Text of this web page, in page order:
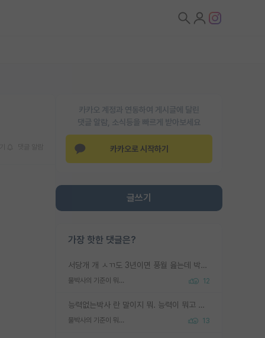
카카오 계정과 연동하여 게시글에 달린
댓글 알람, 소식등을 빠르게 받아보세요
카카오로 시작하기
글쓰기
가장 핫한 댓글은?
서당개 개 ㅅㄲ도 3년이면 풍월 읊는데 박사 5년 이상 대리고 있으면서 물된건 교수 탓 맞는ㄱ게 거기가 서당이 아니란 소리임
물박사의 기준이 뭐임? 12
능력없는박사 란 말이지 뭐. 능력이 뭐고 능력이 있다는게 뭔지는 사람마다 기준이 다르니까 얘기해봐야 서로 자기 기준만 얘기해서 논쟁이 끝이 안나고. 주위에서 능력있고 야심있는 신입생이 교수가 유의미한 피드백을 아예 안주면서 제대로된 과제에 참여해볼 기회도 제공하지 않고 잡일 뺑뺑이만 돌려서 맨날 단순작업만 하면서 밤새다가 눈빛이 점점 죽어가는걸 본 사람은 물박사는 교수탓이라고 하고, 교수는 이것저것 알려도 주고 기회도 주고 사수 동기 붙여주면서 어떻게든 끌고가려고 하는데 본인이 매일 뺀질거리면서 출근 하는둥마는둥 하다가 기껏 와서도 폰이나 쳐다보다가 실험 망치고 저녁약속있어서 먼저 가볼게요~ 하는걸 본 사람은 물박사는 본인탓이라고 함.
물박사의 기준이 뭐임? 13